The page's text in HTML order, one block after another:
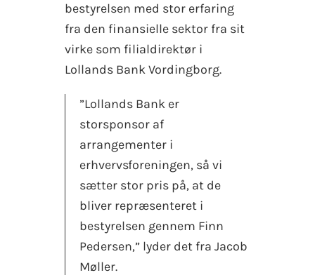
bestyrelsen med stor erfaring
fra den finansielle sektor fra sit
virke som filialdirektør i
Lollands Bank Vordingborg.
”Lollands Bank er
storsponsor af
arrangementer i
erhvervsforeningen, så vi
sætter stor pris på, at de
bliver repræsenteret i
bestyrelsen gennem Finn
Pedersen,” lyder det fra Jacob
Møller.